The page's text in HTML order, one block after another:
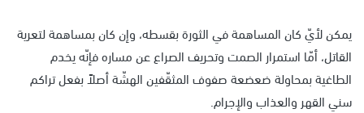
يمكن لأيّ كان المساهمة في الثورة بقسطه، وإن كان بمساهمة لتعرية
القاتل، أمّا استمرار الصمت وتحريف الصراع عن مساره فإنّه يخدم
الطاغية بمحاولة ضعضعة صفوف المثقّفين الهشّة أصلاً بفعل تراكم
سني القهر والعذاب والإجرام.